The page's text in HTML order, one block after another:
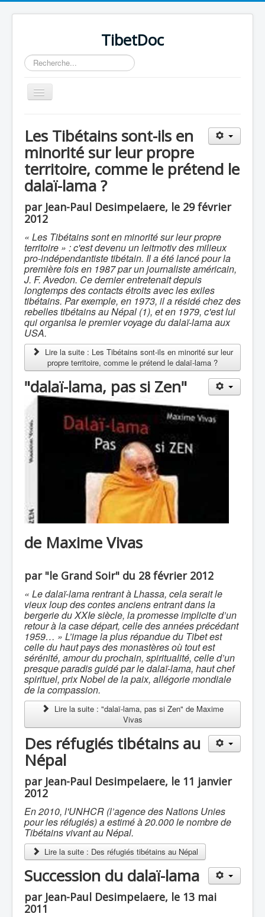
TibetDoc
Rechercher
Basculer
la
≡
Les Tibétains sont-ils en
minorité sur leur propre
territoire, comme le prétend le
dalaï-lama ?
par Jean-Paul Desimpelaere, le 29 février
2012
« Les Tibétains sont en minorité sur leur propre
territoire » : c'est devenu un leitmotiv des milieux
pro-indépendantiste tibétain. Il a été lancé pour la
première fois en 1987 par un journaliste américain,
J. F. Avedon. Ce dernier entretenait depuis
longtemps des contacts étroits avec les exiles
tibétains. Par exemple, en 1973, il a résidé chez des
rebelles tibétains au Népal (1), et en 1979, c'est lui
qui organisa le premier voyage du dalaï-lama aux
USA.
Lire la suite : Les Tibétains sont-ils en minorité sur leur
propre territoire, comme le prétend le dalaï-lama ?
"dalaï-lama, pas si Zen"
de Maxime Vivas
par "le Grand Soir" du 28 février 2012
« Le dalaï-lama rentrant à Lhassa, cela serait le
vieux loup des contes anciens entrant dans la
bergerie du XXIe siècle, la promesse implicite d’un
retour à la case départ, celle des années précédant
1959… » L’image la plus répandue du Tibet est
celle du haut pays des monastères où tout est
sérénité, amour du prochain, spiritualité, celle d’un
presque paradis guidé par le dalaï-lama, haut chef
spirituel, prix Nobel de la paix, allégorie mondiale
de la compassion.
Lire la suite : "dalaï-lama, pas si Zen" de Maxime
Vivas
Des réfugiés tibétains au
Népal
par Jean-Paul Desimpelaere, le 11 janvier
2012
En 2010, l'UNHCR (l’agence des Nations Unies
pour les réfugiés) a estimé à 20.000 le nombre de
Tibétains vivant au Népal.
Lire la suite : Des réfugiés tibétains au Népal
Succession du dalaï-lama
par Jean-Paul Desimpelaere, le 13 mai
2011